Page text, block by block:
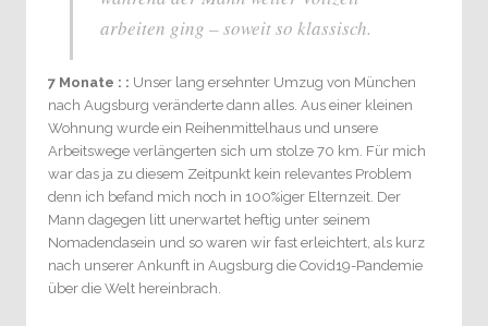
arbeiten ging – soweit so klassisch.
7 Monate : : Unser lang ersehnter Umzug von München
nach Augsburg veränderte dann alles. Aus einer kleinen
Wohnung wurde ein Reihenmittelhaus und unsere
Arbeitswege verlängerten sich um stolze 70 km. Für mich
war das ja zu diesem Zeitpunkt kein relevantes Problem
denn ich befand mich noch in 100%iger Elternzeit. Der
Mann dagegen litt unerwartet heftig unter seinem
Nomadendasein und so waren wir fast erleichtert, als kurz
nach unserer Ankunft in Augsburg die Covid19-Pandemie
über die Welt hereinbrach.